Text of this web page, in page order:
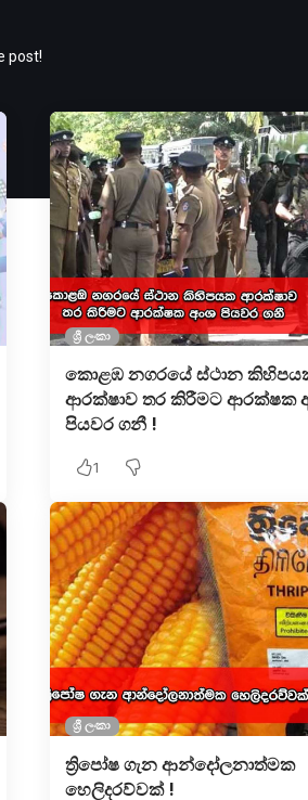
post!
ශ්‍රී ලංකා
කොළඹ නගරයේ ස්ථාන
ආරක්ෂාව තර කිරීමට ආරක්ෂක
පියවර ගනී !
1
ශ්‍රී ලංකා
ත්‍රිපෝෂ ගැන ආන්දෝලනාත්මක
හෙලිදරව්වක් !